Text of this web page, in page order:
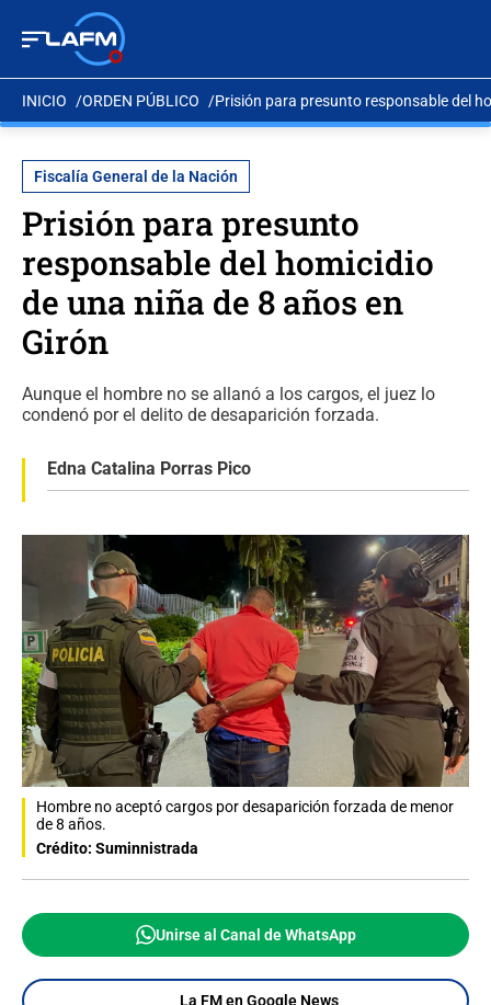
INICIO ORDEN PÚBLICO Prisión para presunto responsable del
Fiscalía General de la Nación
Prisión para presunto
responsable del homicidio
de una niña de 8 años en
Girón
Aunque el hombre no se allanó a los cargos, el juez lo
condenó por el delito de desaparición forzada.
Edna Catalina Porras Pico
Hombre no aceptó cargos por desaparición forzada de menor
de 8 años.
Crédito: Suminnistrada
Unirse al Canal de WhatsApp
La FM en Google News